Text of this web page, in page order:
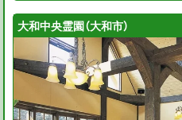
大和中央霊園（大和市）